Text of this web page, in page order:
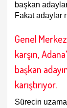
başkan
Fakat adaylar
Genel
karşın,
başkan
karıştırıyor.
Sürecin